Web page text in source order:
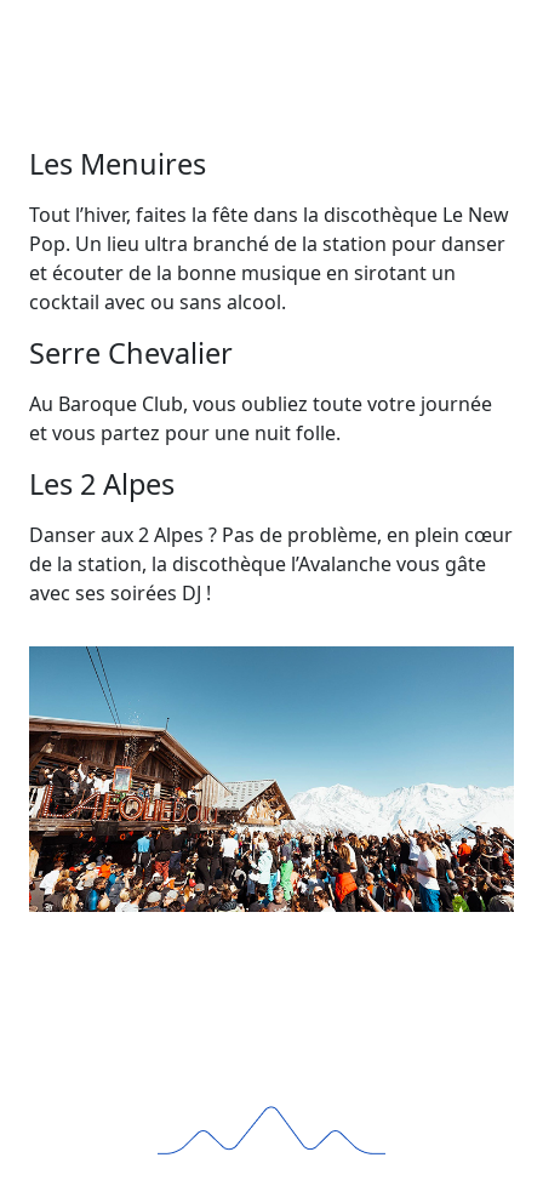
Les Menuires
Tout l’hiver, faites la fête dans la discothèque Le New
Pop. Un lieu ultra branché de la station pour danser
et écouter de la bonne musique en sirotant un
cocktail avec ou sans alcool.
Serre Chevalier
Au Baroque Club, vous oubliez toute votre journée
et vous partez pour une nuit folle.
Les 2 Alpes
Danser aux 2 Alpes ? Pas de problème, en plein cœur
de la station, la discothèque l’Avalanche vous gâte
avec ses soirées DJ !